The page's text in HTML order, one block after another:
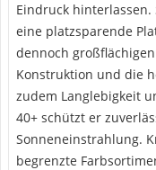
Eindruck
eine platzsparende
dennoch
Konstruktion und die
zudem Langlebigkeit
40+ schützt er
Sonneneinstrahlung.
begrenzte